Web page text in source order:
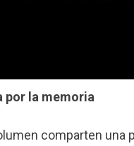
por la memoria
comparten